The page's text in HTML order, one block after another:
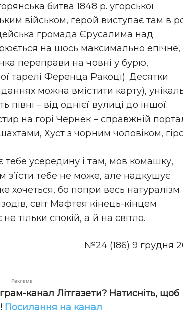
битва 1848 р. угорської
військом, герой виступає там в
громада Єрусалима над
на щось максимально епічне,
переправи на човні у бурю,
тарелі Ференца Ракоці). Десятки
можна вмістити карту),
– від однієї вулиці до іншої.
на горі Чернек – справжній
Хуст з чорним чоловіком,
тебе усередину і там, мов комашку,
з’їсти тебе не може, але надкушує
хочеться, бо попри весь натуралізм
світ Мафтея кінець-кінцем
тільки спокій, а й на світло.
№24 (186) 9 грудня
Реклама
канал Літгазети? Натисніть, щоб
Посилання на канал